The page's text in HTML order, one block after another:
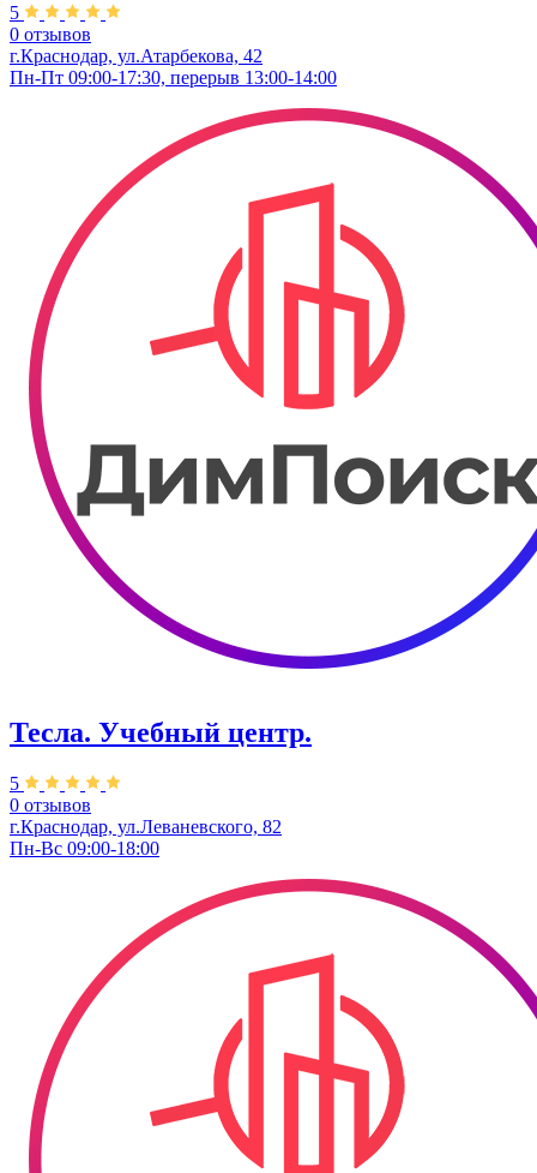
5
0 отзывов
г.Краснодар, ул.Атарбекова, 42
Пн-Пт 09:00-17:30, перерыв 13:00-14:00
Тесла. Учебный центр.
5
0 отзывов
г.Краснодар, ул.Леваневского, 82
Пн-Вс 09:00-18:00